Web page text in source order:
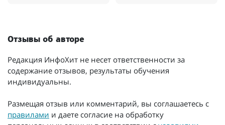
Отзывы об авторе
Редакция ИнфоХит не несет ответственности за
содержание отзывов, результаты обучения
индивидуальны.
Размещая отзыв или комментарий, вы соглашаетесь с
правилами и даете согласие на обработку